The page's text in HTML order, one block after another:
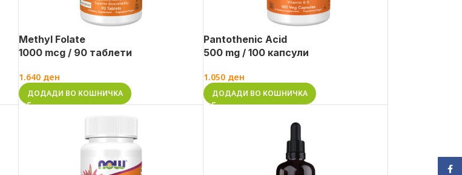
Methyl Folate
1000 mcg / 90 таблети
1.640 ден
ДОДАДИ ВО КОШНИЧКА
Pantothenic Acid
500 mg / 100 капсули
1.050 ден
ДОДАДИ ВО КОШНИЧКА